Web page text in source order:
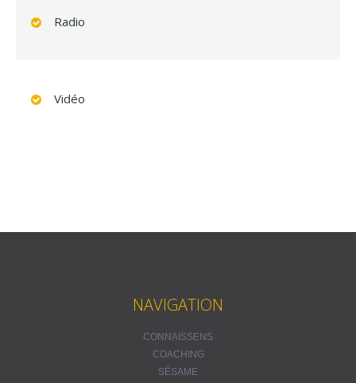
Radio
Vidéo
NAVIGATION
CONNAISSENS
COACHING
SÉSAME